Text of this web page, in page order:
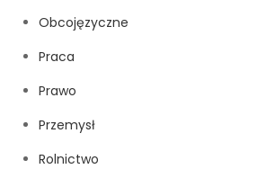
Obcojęzyczne
Praca
Prawo
Przemysł
Rolnictwo